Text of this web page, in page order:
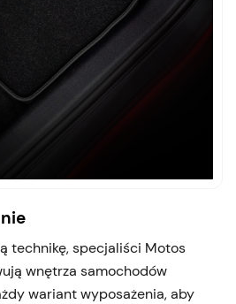
technikę, specjaliści Motos
wnętrza samochodów
wariant wyposażenia, aby